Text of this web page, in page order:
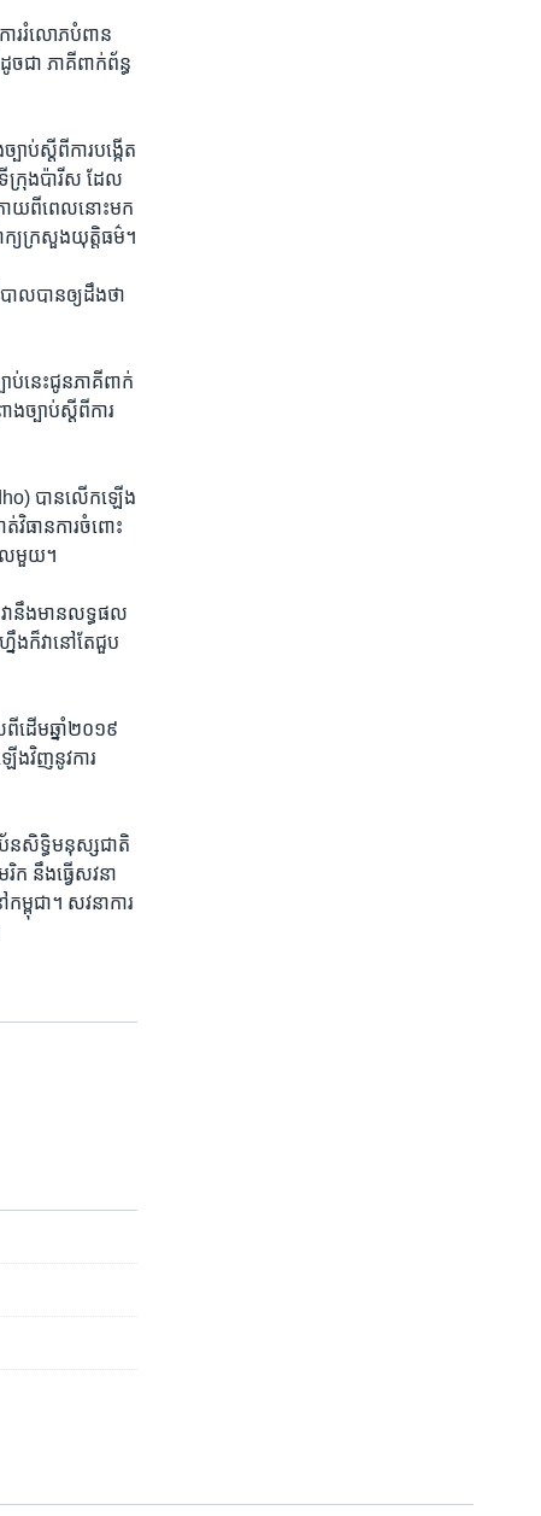
ារ​រំលោភបំពាន​
ជា ភាគី​ពាក់ព័ន្ធ​
ាប់​ស្ដីពី​ការ​បង្កើត​
ក្រុង​ប៉ារីស​ ដែល​
រោយ​ពី​ពេល​នោះ​មក​
ក្យ​ក្រសួង​យុត្តិធម៌។
ាល​បាន​ឲ្យ​ដឹង​ថា​
ប់​នេះ​ជូន​ភាគី​ពាក់
ច្បាប់​ស្ដីពី​ការ​
បាន​លើកឡើង​
វិធានការ​ចំពោះ​
ល​មួយ។​
ា​នឹង​មាន​លទ្ធផល​
នឹង​ក៏​វា​នៅ​តែ​ជួប​
ដើម​ឆ្នាំ​២០១៩​
ងវិញ​នូវ​ការ
ប័ន​សិទ្ធិ​មនុស្ស​ជាតិ​
ក​ នឹង​ធ្វើ​សវនា
ពុជា។​ សវនាការ​